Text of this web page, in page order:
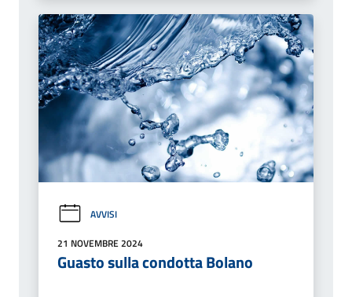
AVVISI
21 NOVEMBRE 2024
Guasto sulla condotta Bolano